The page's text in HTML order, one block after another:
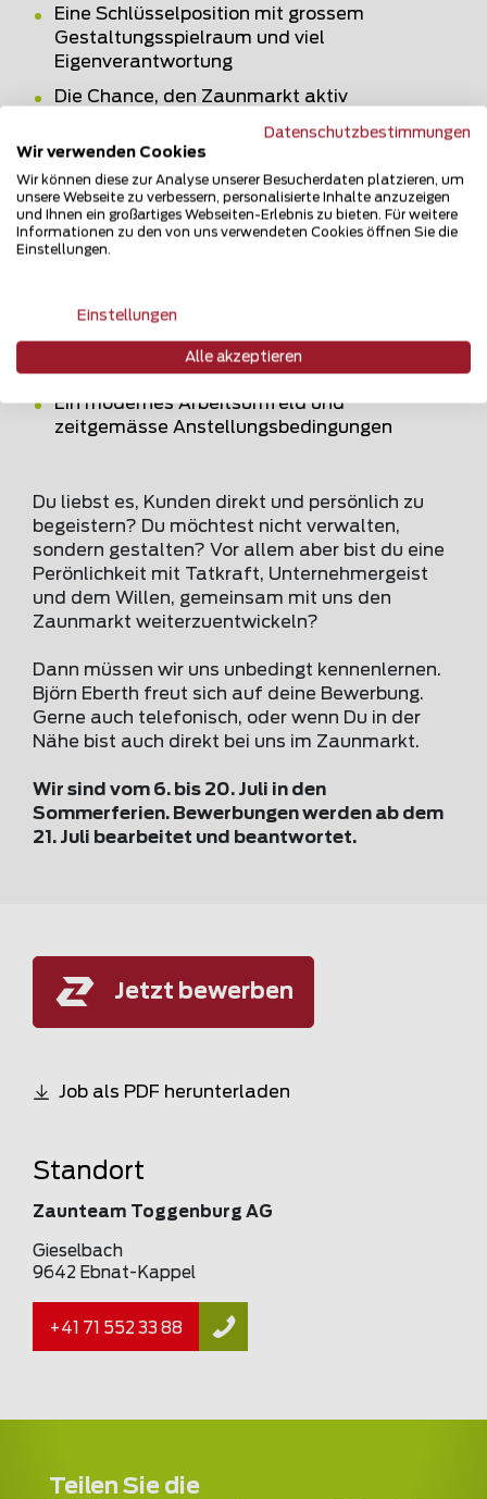
Eine Schlüsselposition mit grossem
Gestaltungsspielraum und viel
Eigenverantwortung
Die Chance, den Zaunmarkt aktiv
weiterzuentwickeln
Flache Hierarchien, kurze
Entscheidungswege in einem
unterstützenden Umfeld
Eine strukturierte Einarbeitung sowie
Weiterbildungsangebote
Ein motiviertes, bodenständiges Team, das
gemeinsam anpackt und Erfolge feiert
Ein modernes Arbeitsumfeld und
zeitgemässe Anstellungsbedingungen
Du liebst es, Kunden direkt und persönlich zu
begeistern? Du möchtest nicht verwalten,
sondern gestalten? Vor allem aber bist du eine
Perönlichkeit mit Tatkraft, Unternehmergeist
und dem Willen, gemeinsam mit uns den
Zaunmarkt weiterzuentwickeln?
Dann müssen wir uns unbedingt kennenlernen.
Björn Eberth freut sich auf deine Bewerbung.
Gerne auch telefonisch, oder wenn Du in der
Nähe bist auch direkt bei uns im Zaunmarkt.
Wir sind vom 6. bis 20. Juli in den
Sommerferien. Bewerbungen werden ab dem
21. Juli bearbeitet und beantwortet.
Jetzt bewerben
Job als PDF herunterladen
Standort
Zaunteam Toggenburg AG
Gieselbach
9642 Ebnat-Kappel
+41 71 552 33 88
Teilen Sie die
Datenschutzbestimmungen
Wir verwenden Cookies
Wir können diese zur Analyse unserer Besucherdaten platzieren, um
unsere Webseite zu verbessern, personalisierte Inhalte anzuzeigen
und Ihnen ein großartiges Webseiten-Erlebnis zu bieten. Für weitere
Informationen zu den von uns verwendeten Cookies öffnen Sie die
Einstellungen.
Einstellungen
Alle akzeptieren